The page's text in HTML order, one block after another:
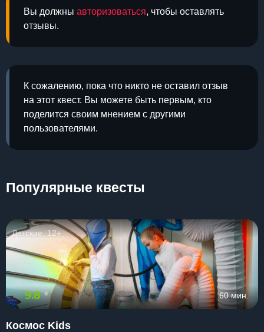
Вы должны авторизоваться, чтобы оставлять
отзывы.
К сожалению, пока что никто не оставил отзыв
на этот квест. Вы можете быть первым, кто
поделится своим мнением с другими
пользователями.
Популярные квесты
Детские, 12+
9.8 60 мин.
Космос Kids